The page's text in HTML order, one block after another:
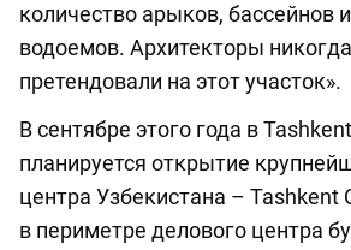
количество арыков, бассейнов и
водоемов. Архитекторы
претендовали на этот участок».
В сентябре этого года в
планируется открытие
центра Узбекистана – Tashkent
в периметре делового центра